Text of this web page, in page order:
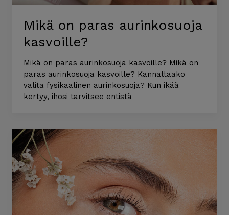
Mikä on paras aurinkosuoja
kasvoille?
Mikä on paras aurinkosuoja kasvoille? Mikä on
paras aurinkosuoja kasvoille? Kannattaako
valita fysikaalinen aurinkosuoja? Kun ikää
kertyy, ihosi tarvitsee entistä